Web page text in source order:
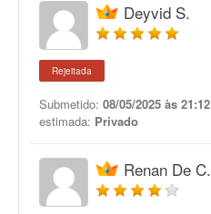
Deyvid S.
Rejeitada
Submetido: 08/05/2025 às 21:12
estimada: Privado
Renan De C.